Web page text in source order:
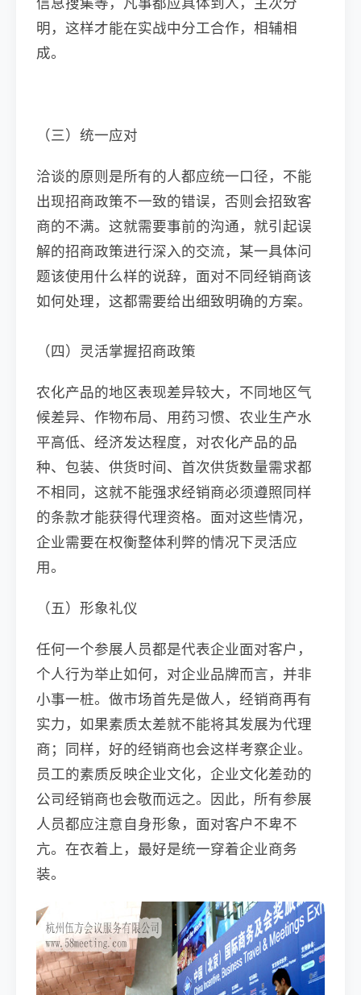
明，这样才能在实战中分工合作，相辅相
成。
（三）统一应对
洽谈的原则是所有的人都应统一口径，不能
出现招商政策不一致的错误，否则会招致客
商的不满。这就需要事前的沟通，就引起误
解的招商政策进行深入的交流，某一具体问
题该使用什么样的说辞，面对不同经销商该
如何处理，这都需要给出细致明确的方案。
（四）灵活掌握招商政策
农化产品的地区表现差异较大，不同地区气
候差异、作物布局、用药习惯、农业生产水
平高低、经济发达程度，对农化产品的品
种、包装、供货时间、首次供货数量需求都
不相同，这就不能强求经销商必须遵照同样
的条款才能获得代理资格。面对这些情况，
企业需要在权衡整体利弊的情况下灵活应
用。
（五）形象礼仪
任何一个参展人员都是代表企业面对客户，
个人行为举止如何，对企业品牌而言，并非
小事一桩。做市场首先是做人，经销商再有
实力，如果素质太差就不能将其发展为代理
商；同样，好的经销商也会这样考察企业。
员工的素质反映企业文化，企业文化差劲的
公司经销商也会敬而远之。因此，所有参展
人员都应注意自身形象，面对客户不卑不
亢。在衣着上，最好是统一穿着企业商务
装。